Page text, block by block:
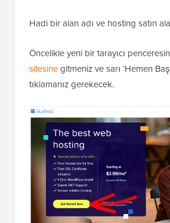
Hadi bir alan adı ve hosting satın
Öncelikle yeni bir tarayıcı
sitesinegitmeniz ve sarı ‘Hemen
tıklamanız gerekecek.